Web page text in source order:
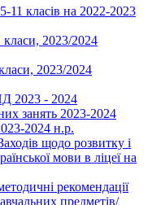
11 класів на 2022-2023
класи, 2023/2024
2023/2024
2023 - 2024
занять 2023-2024
2024 н.р.
щодо розвитку і
мови в ліцеї на
рекомендації
предметів/